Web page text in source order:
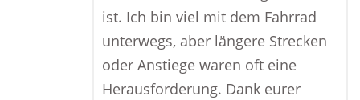
ist. Ich bin viel mit dem Fahrrad
unterwegs, aber längere Strecken
oder Anstiege waren oft eine
Herausforderung. Dank eurer